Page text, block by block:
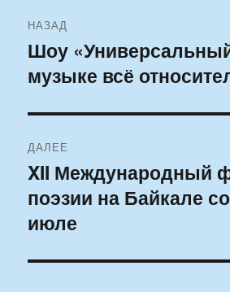
по
записям
НАЗАД
Предыдущая
запись:
Шоу
музыке всё
ДАЛЕЕ
Следующая
запись:
XII Международный
поэзии на Байкале
июле